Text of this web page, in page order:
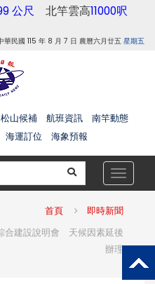
公尺 北竿雲高11000呎
華民國 115 年 8 月 7 日 農曆六月廿五 星期五
松山候補 航班資訊
南竿動態
海運訂位 海象預報
Toggle
首頁 即時新聞
合建設說明會 天候因素延後
辦理